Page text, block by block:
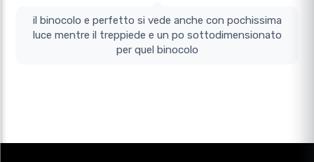
il binocolo e perfetto si vede anche con pochissima
luce mentre il treppiede e un po sottodimensionato
per quel binocolo